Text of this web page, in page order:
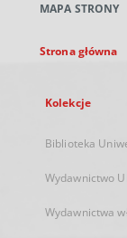
karcie
MAPA STRONY
Strona główna
Kolekcje
Biblioteka
Wydawnictwo
Wydawnictwa